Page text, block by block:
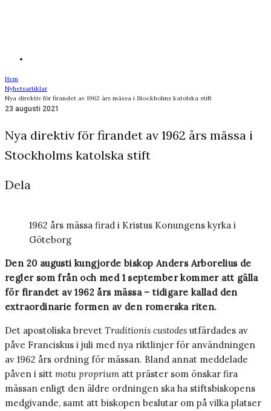
Hem
Nyhetsartiklar
Nya direktiv för firandet av 1962 års mässa i Stockholms katolska stift
23 augusti 2021
Nya direktiv för firandet av 1962 års mässa i
Stockholms katolska stift
Dela
1962 års mässa firad i Kristus Konungens kyrka i
Göteborg
Den 20 augusti kungjorde biskop Anders Arborelius de
regler som från och med 1 september kommer att gälla
för firandet av 1962 års mässa – tidigare kallad den
extraordinarie formen av den romerska riten.
Det apostoliska brevet Traditionis custodes utfärdades av
påve Franciskus i juli med nya riktlinjer för användningen
av 1962 års ordning för mässan. Bland annat meddelade
påven i sitt motu proprium att präster som önskar fira
mässan enligt den äldre ordningen ska ha stiftsbiskopens
medgivande, samt att biskopen beslutar om på vilka platser